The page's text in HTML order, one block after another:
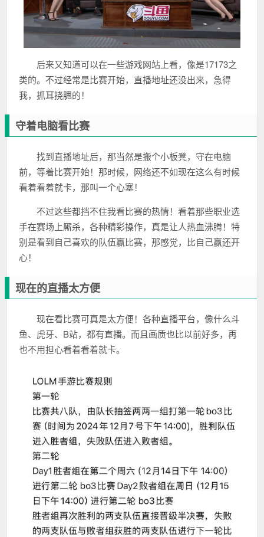
后来又知道可以在一些游戏网站上看，像是17173之
类的。不过经常是比赛开始，直播地址还没出来，急得
我，抓耳挠腮的！
守着电脑看比赛
找到直播地址后，那当然是搬个小板凳，守在电脑
前，等着比赛开始！那时候，网络还不如现在这么有时候
看着看着就卡，那叫一个心塞！
不过这些都挡不住我看比赛的热情！看着那些职业选
手在赛场上厮杀，各种精彩操作，真是让人热血沸腾！特
别是看到自己喜欢的队伍赢比赛，那感觉，比自己赢还开
心！
现在的直播太方便
现在看比赛可真是太方便！各种直播平台，像什么斗
鱼、虎牙、B站，都有直播。而且画质也比以前好多，再
也不用担心看着看着就卡。